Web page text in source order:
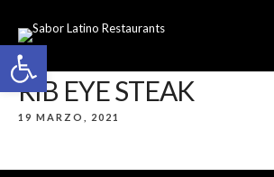
Open toolbar
RIB EYE STEAK
19 MARZO, 2021